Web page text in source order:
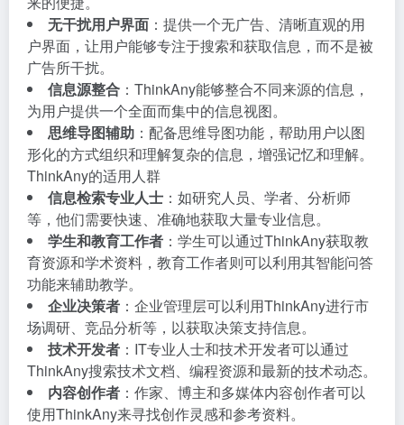
无干扰用户界面 ：提供一个无广告、清晰直观的用
户界面，让用户能够专注于搜索和获取信息，而不是被
广告所干扰。
信息源整合 ：ThinkAny能够整合不同来源的信息，
为用户提供一个全面而集中的信息视图。
思维导图辅助 ：配备思维导图功能，帮助用户以图
形化的方式组织和理解复杂的信息，增强记忆和理解。
ThinkAny的适用人群
信息检索专业人士 ：如研究人员、学者、分析师
等，他们需要快速、准确地获取大量专业信息。
学生和教育工作者 ：学生可以通过ThinkAny获取教
育资源和学术资料，教育工作者则可以利用其智能问答
功能来辅助教学。
企业决策者 ：企业管理层可以利用ThinkAny进行市
场调研、竞品分析等，以获取决策支持信息。
技术开发者 ：IT专业人士和技术开发者可以通过
ThinkAny搜索技术文档、编程资源和最新的技术动态。
内容创作者 ：作家、博主和多媒体内容创作者可以
使用ThinkAny来寻找创作灵感和参考资料。